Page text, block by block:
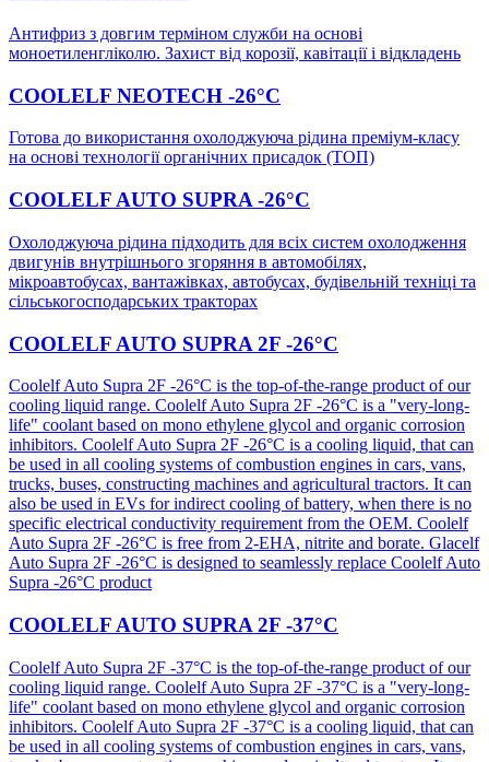
Антифриз з довгим терміном служби на основі
моноетиленгліколю. Захист від корозії, кавітації і відкладень
COOLELF NEOTECH -26°C
Готова до використання охолоджуюча рідина преміум-класу
на основі технології органічних присадок (ТОП)
COOLELF AUTO SUPRA -26°C
Охолоджуюча рідина підходить для всіх систем охолодження
двигунів внутрішнього згоряння в автомобілях,
мікроавтобусах, вантажівках, автобусах, будівельній техніці та
сільськогосподарських тракторах
COOLELF AUTO SUPRA 2F -26°C
Coolelf Auto Supra 2F -26°C is the top-of-the-range product of our
cooling liquid range. Coolelf Auto Supra 2F -26°C is a "very-long-
life" coolant based on mono ethylene glycol and organic corrosion
inhibitors. Coolelf Auto Supra 2F -26°C is a cooling liquid, that can
be used in all cooling systems of combustion engines in cars, vans,
trucks, buses, constructing machines and agricultural tractors. It can
also be used in EVs for indirect cooling of battery, when there is no
specific electrical conductivity requirement from the OEM. Coolelf
Auto Supra 2F -26°C is free from 2-EHA, nitrite and borate. Glacelf
Auto Supra 2F -26°C is designed to seamlessly replace Coolelf Auto
Supra -26°C product
COOLELF AUTO SUPRA 2F -37°C
Coolelf Auto Supra 2F -37°C is the top-of-the-range product of our
cooling liquid range. Coolelf Auto Supra 2F -37°C is a "very-long-
life" coolant based on mono ethylene glycol and organic corrosion
inhibitors. Coolelf Auto Supra 2F -37°C is a cooling liquid, that can
be used in all cooling systems of combustion engines in cars, vans,